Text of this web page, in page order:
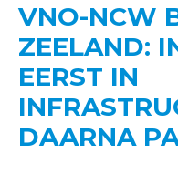
VNO-NCW
ZEELAND:
EERST IN
DAARNA